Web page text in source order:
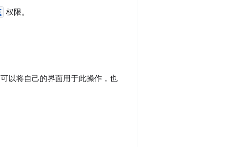
权限。
以将自己的界面用于此操作，也